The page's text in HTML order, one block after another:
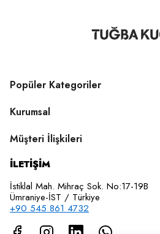
Popüler Kategoriler
Kurumsal
Müşteri İlişkileri
İLETİŞİM
İstiklal Mah. Mihraç Sok. No:17-19B
Ümraniye-İST / Türkiye
+90 545 861 4732